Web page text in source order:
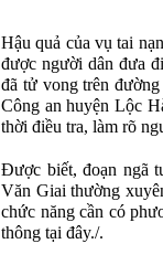
Hậu quả của vụ tai
được người dân đưa
đã tử vong trên
Công an huyện Lộc
thời điều tra, làm rõ
Được biết, đoạn ngã
Văn Giai thường
chức năng cần có
thông tại đây./.